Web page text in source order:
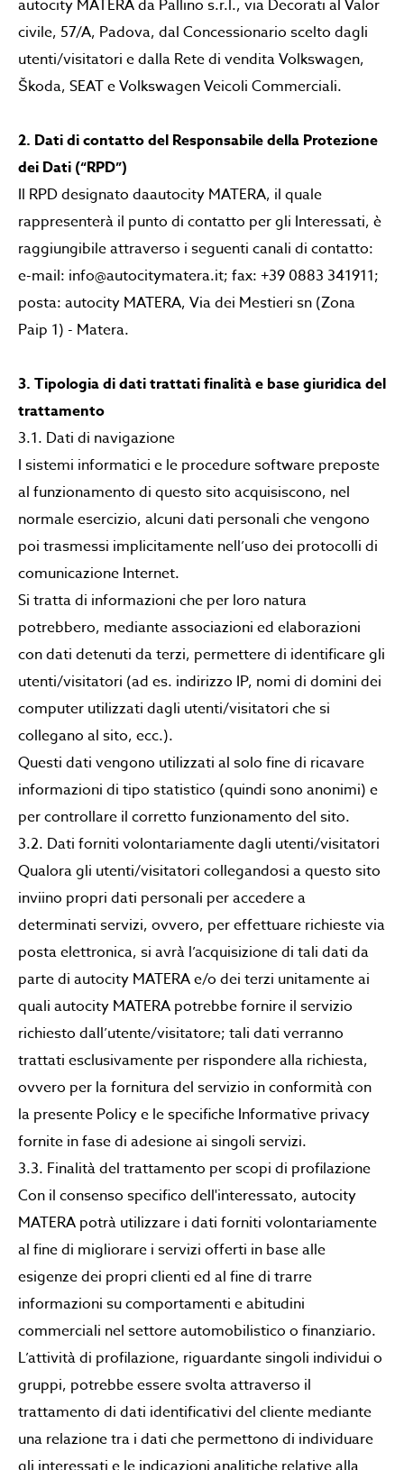
autocity MATERA da Pallino s.r.l., via Decorati al Valor
civile, 57/A, Padova, dal Concessionario scelto dagli
utenti/visitatori e dalla Rete di vendita Volkswagen,
Škoda, SEAT e Volkswagen Veicoli Commerciali.
2. Dati di contatto del Responsabile della Protezione
dei Dati (“RPD”)
Il RPD designato daautocity MATERA, il quale
rappresenterà il punto di contatto per gli Interessati, è
raggiungibile attraverso i seguenti canali di contatto:
e-mail: info@autocitymatera.it; fax: +39 0883 341911;
posta: autocity MATERA, Via dei Mestieri sn (Zona
Paip 1) - Matera.
3. Tipologia di dati trattati finalità e base giuridica del
trattamento
3.1. Dati di navigazione
I sistemi informatici e le procedure software preposte
al funzionamento di questo sito acquisiscono, nel
normale esercizio, alcuni dati personali che vengono
poi trasmessi implicitamente nell’uso dei protocolli di
comunicazione Internet.
Si tratta di informazioni che per loro natura
potrebbero, mediante associazioni ed elaborazioni
con dati detenuti da terzi, permettere di identificare gli
utenti/visitatori (ad es. indirizzo IP, nomi di domini dei
computer utilizzati dagli utenti/visitatori che si
collegano al sito, ecc.).
Questi dati vengono utilizzati al solo fine di ricavare
informazioni di tipo statistico (quindi sono anonimi) e
per controllare il corretto funzionamento del sito.
3.2. Dati forniti volontariamente dagli utenti/visitatori
Qualora gli utenti/visitatori collegandosi a questo sito
inviino propri dati personali per accedere a
determinati servizi, ovvero, per effettuare richieste via
posta elettronica, si avrà l’acquisizione di tali dati da
parte di autocity MATERA e/o dei terzi unitamente ai
quali autocity MATERA potrebbe fornire il servizio
richiesto dall’utente/visitatore; tali dati verranno
trattati esclusivamente per rispondere alla richiesta,
ovvero per la fornitura del servizio in conformità con
la presente Policy e le specifiche Informative privacy
fornite in fase di adesione ai singoli servizi.
3.3. Finalità del trattamento per scopi di profilazione
Con il consenso specifico dell'interessato, autocity
MATERA potrà utilizzare i dati forniti volontariamente
al fine di migliorare i servizi offerti in base alle
esigenze dei propri clienti ed al fine di trarre
informazioni su comportamenti e abitudini
commerciali nel settore automobilistico o finanziario.
L’attività di profilazione, riguardante singoli individui o
gruppi, potrebbe essere svolta attraverso il
trattamento di dati identificativi del cliente mediante
una relazione tra i dati che permettono di individuare